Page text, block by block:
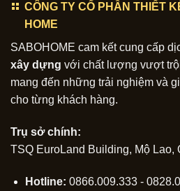
CÔNG TY CỔ PHẦN THIẾT
HOME
SABOHOME cam kết cung cấp
xây dựng với chất lượng vượt
mang đến những trải nghiệm và
cho từng khách hàng.
Trụ sở chính:
TSQ EuroLand Building, Mộ Lao,
Hotline: 0866.009.333 -